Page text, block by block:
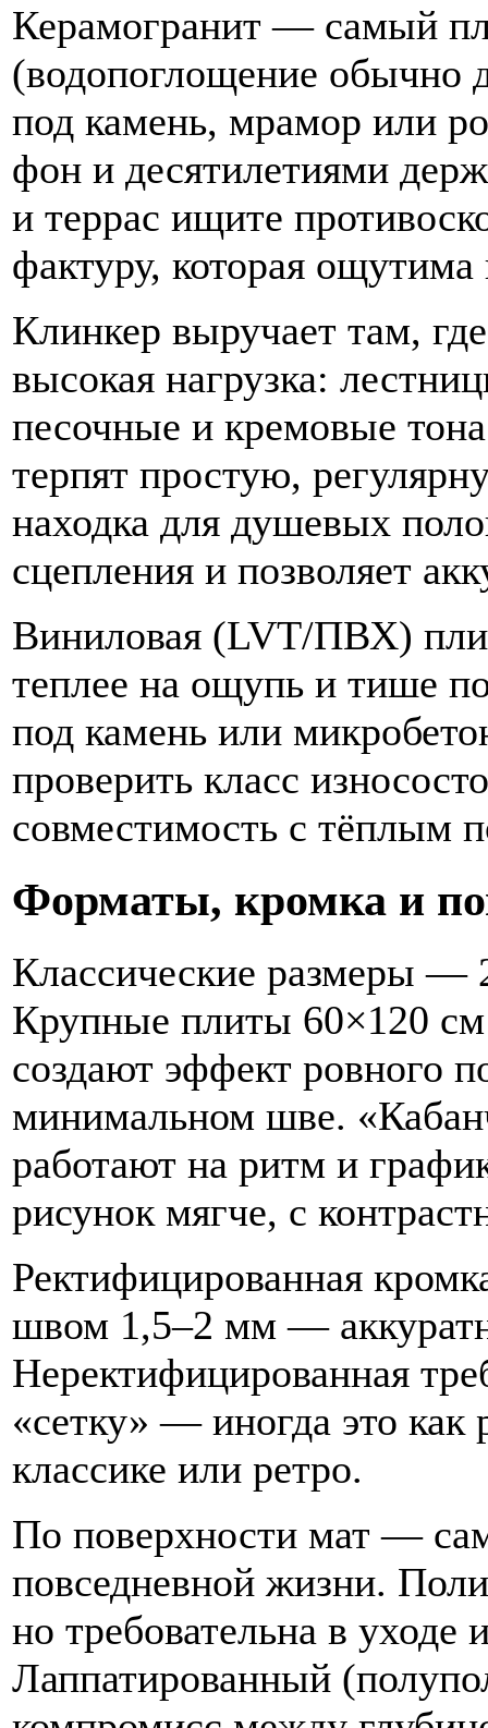
Керамогранит — самый
(водопоглощение обычно
под камень, мрамор или
фон и десятилетиями
и террас ищите
фактуру, которая
Клинкер выручает там,
высокая нагрузка:
песочные и кремовые
терпят простую,
находка для душевых
сцепления и позволяет
Виниловая (LVT/ПВХ)
теплее на ощупь и тише
под камень или
проверить класс
совместимость с тёплым
Форматы, кромка и
Классические размеры —
Крупные плиты 60×120
создают эффект ровного
минимальном шве.
работают на ритм и
рисунок мягче, с
Ректифицированная
швом 1,5–2 мм —
Неректифицированная
«сетку» — иногда это как
классике или ретро.
По поверхности мат —
повседневной жизни.
но требовательна в уходе
Лаппатированный